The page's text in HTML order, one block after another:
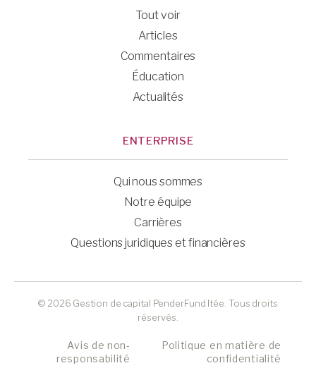
Tout voir
Articles
Commentaires
Éducation
Actualités
ENTERPRISE
Qui nous sommes
Notre équipe
Carrières
Questions juridiques et financières
© 2026 Gestion de capital PenderFund ltée. Tous droits
réservés.
Avis de non-
responsabilité
Politique en matière de
confidentialité